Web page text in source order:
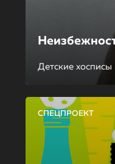
Детские хосписы
СПЕЦПРОЕКТ